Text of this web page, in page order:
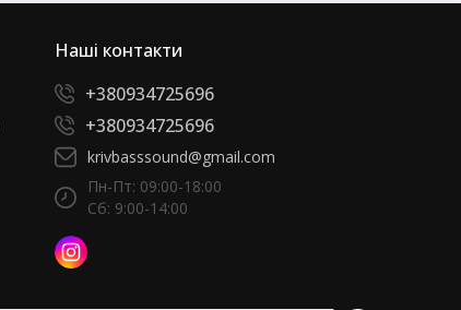
Наші контакти
+380934725696
+380934725696
krivbasssound@gmail.com
Пн-Пт: 09:00-18:00
Сб: 9:00-14:00